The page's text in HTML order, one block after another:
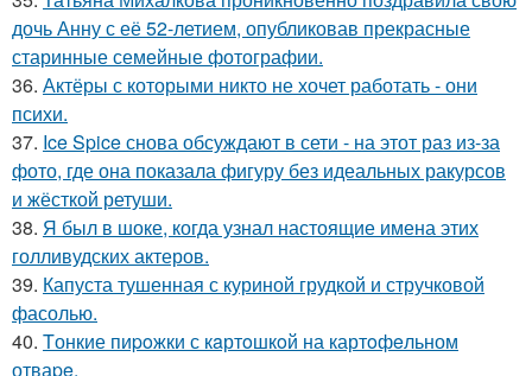
дочь Анну с её 52-летием, опубликовав прекрасные
старинные семейные фотографии.
36. Актёры с которыми никто не хочет работать - они
психи.
37. Ice Spice снова обсуждают в сети - на этот раз из-за
фото, где она показала фигуру без идеальных ракурсов
и жёсткой ретуши.
38. Я был в шоке, когда узнал настоящие имена этих
голливудских актеров.
39. Капуста тушенная с куриной грудкой и стручковой
фасолью.
40. Tонкие пиpoжки с кaртoшкoй на картoфeльном
отваpe.